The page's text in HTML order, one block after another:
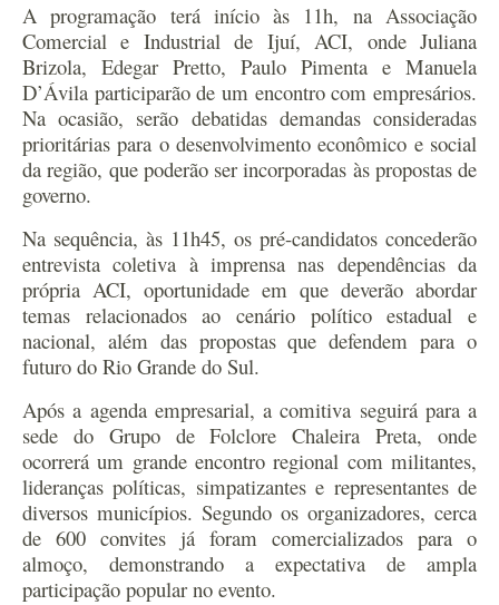
A programação terá início às 11h, na Associação
Comercial e Industrial de Ijuí, ACI, onde Juliana
Brizola, Edegar Pretto, Paulo Pimenta e Manuela
D’Ávila participarão de um encontro com empresários.
Na ocasião, serão debatidas demandas consideradas
prioritárias para o desenvolvimento econômico e social
da região, que poderão ser incorporadas às propostas de
governo.
Na sequência, às 11h45, os pré-candidatos concederão
entrevista coletiva à imprensa nas dependências da
própria ACI, oportunidade em que deverão abordar
temas relacionados ao cenário político estadual e
nacional, além das propostas que defendem para o
futuro do Rio Grande do Sul.
Após a agenda empresarial, a comitiva seguirá para a
sede do Grupo de Folclore Chaleira Preta, onde
ocorrerá um grande encontro regional com militantes,
lideranças políticas, simpatizantes e representantes de
diversos municípios. Segundo os organizadores, cerca
de 600 convites já foram comercializados para o
almoço, demonstrando a expectativa de ampla
participação popular no evento.